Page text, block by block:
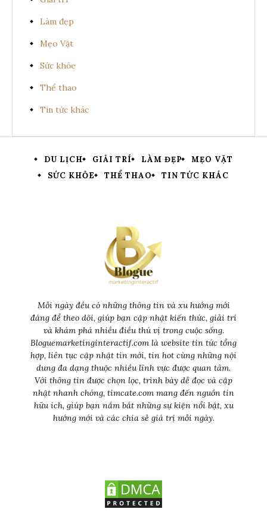
Làm đẹp
Mẹo Vặt
Sức khỏe
Thể thao
Tin tức khác
DU LỊCH GIẢI TRÍ LÀM ĐẸP
MẸO VẶT
SỨC KHỎE
THỂ THAO TIN TỨC KHÁC
Mỗi ngày đều có những thông tin và xu hướng mới
đáng để theo dõi, giúp bạn cập nhật kiến thức, giải trí
và khám phá nhiều điều thú vị trong cuộc sống.
Bloguemarketinginteractif.com là website tin tức tổng
hợp, liên tục cập nhật tin mới, tin hot cùng những nội
dung đa dạng thuộc nhiều lĩnh vực được quan tâm.
Với thông tin được chọn lọc, trình bày dễ đọc và cập
nhật nhanh chóng, timcate.com mang đến nguồn tin
hữu ích, giúp bạn nắm bắt những sự kiện nổi bật, xu
hướng mới và các chia sẻ giá trị mỗi ngày.